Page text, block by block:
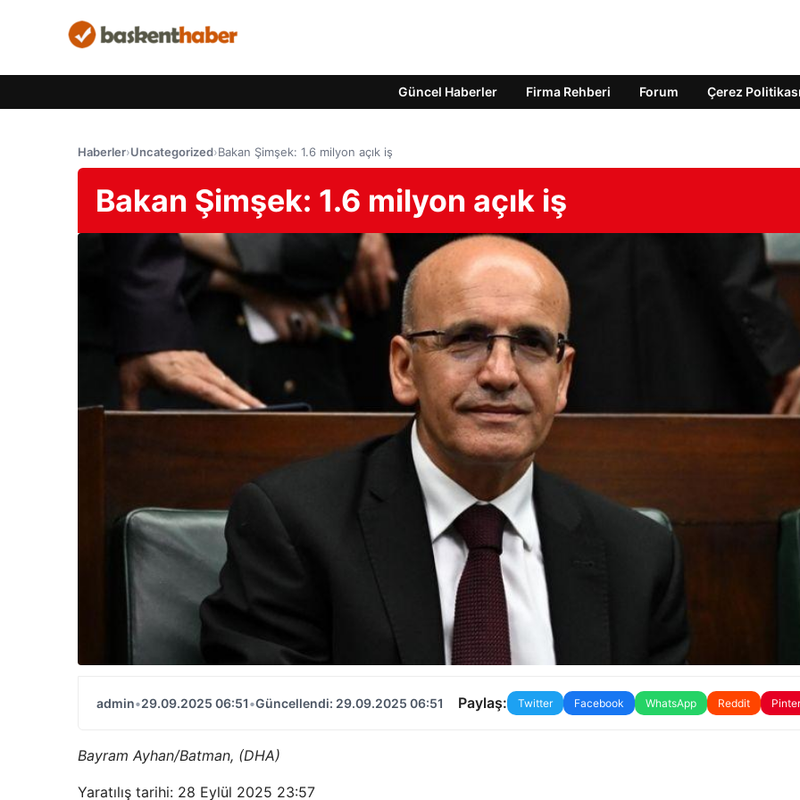
Güncel Haberler Firma Rehberi Forum Çerez Politikası
Haberler›Uncategorized›Bakan Şimşek: 1.6 milyon açık iş
Bakan Şimşek: 1.6 milyon açık iş
admin•29.09.2025 06:51•Güncellendi: 29.09.2025 06:51 Paylaş: Twitter Facebook WhatsApp Reddit
Bayram Ayhan/Batman, (DHA)
Yaratılış tarihi: 28 Eylül 2025 23:57